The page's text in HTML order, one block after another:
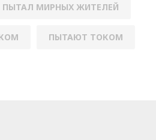
ПЫТАЛ МИРНЫХ ЖИТЕЛЕЙ
ПЫТАЮТ ТОКОМ